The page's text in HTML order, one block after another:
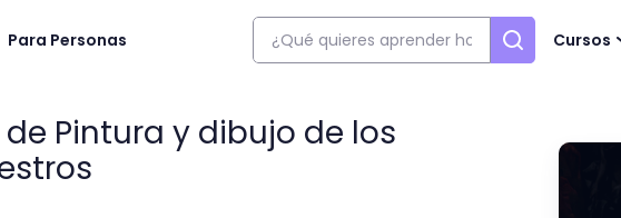
Para Personas Cursos
Pintura y dibujo de los